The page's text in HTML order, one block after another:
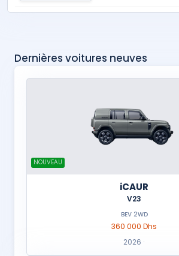
Dernières voitures neuves
NOUVEAU
iCAUR
V23
BEV 2WD
360 000 Dhs
2026 ·